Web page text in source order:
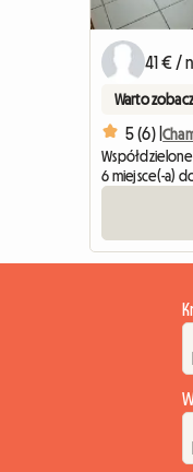
41 € /
Warto
5 (6) |
6 miejsce(-a)